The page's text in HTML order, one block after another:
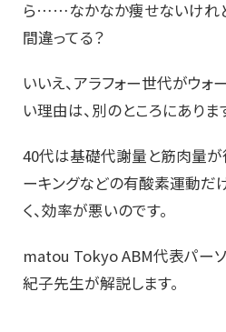
ら……なかなか痩せないけれど
間違ってる？
いいえ、アラフォー世代がウォ
い理由は、別のところにありま
40代は基礎代謝量と筋肉量が
ーキングなどの有酸素運動だ
く、効率が悪いのです。
matou Tokyo ABM代表パー
紀子先生が解説します。